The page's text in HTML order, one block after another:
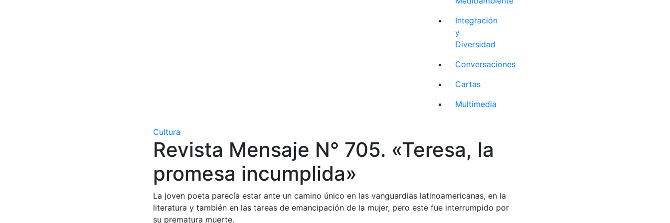
Integración
y
Diversidad
Conversaciones
Cartas
Multimedia
Cultura
Revista Mensaje N° 705. «Teresa, la
promesa incumplida»
La joven poeta parecía estar ante un camino único en las vanguardias latinoamericanas, en la
literatura y también en las tareas de emancipación de la mujer, pero este fue interrumpido por
su prematura muerte.